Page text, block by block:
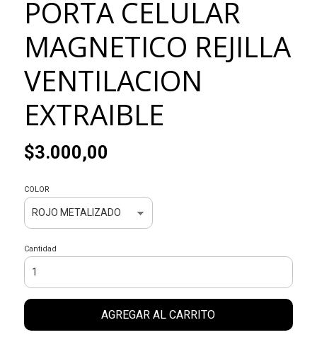
PORTA CELULAR
MAGNETICO REJILLA
VENTILACION
EXTRAIBLE
$3.000,00
COLOR
Cantidad
AGREGAR AL CARRITO